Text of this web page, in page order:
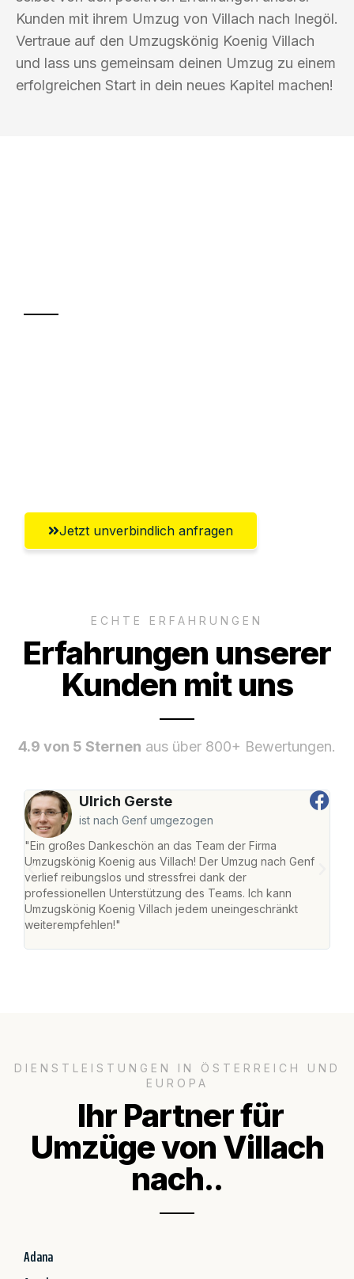
Kunden mit ihrem Umzug von Villach nach Inegöl.
Vertraue auf den Umzugskönig Koenig Villach
und lass uns gemeinsam deinen Umzug zu einem
erfolgreichen Start in dein neues Kapitel machen!
Jetzt unverbindlich anfragen
ECHTE ERFAHRUNGEN
Erfahrungen unserer
Kunden mit uns
4.9 von 5 Sternen aus über 800+ Bewertungen.
Ulrich Gerste
ist nach Genf umgezogen
"Ein großes Dankeschön an das Team der Firma
Umzugskönig Koenig aus Villach! Der Umzug nach Genf
verlief reibungslos und stressfrei dank der
professionellen Unterstützung des Teams. Ich kann
Umzugskönig Koenig Villach jedem uneingeschränkt
weiterempfehlen!"
DIENSTLEISTUNGEN IN ÖSTERREICH UND
EUROPA
Ihr Partner für
Umzüge von Villach
nach..
Adana